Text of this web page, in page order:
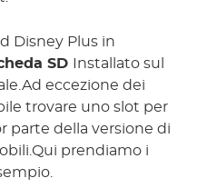
Disney Plus in
SD
Installato sul
eccezione dei
trovare uno slot per
parte della versione di
prendiamo i